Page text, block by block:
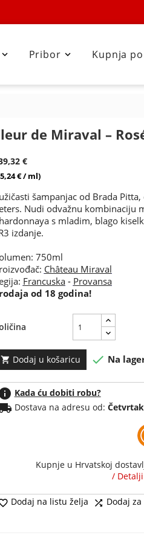
 
Pribor Kupnja
de Miraval –
€
€ / ml)
šampanjac od Brada
Nudi odvažnu kombinaciju
s mladim, blago
izdanje.
750ml
Château Miraval
Francuska- Provansa
od 18 godina!
 Dodaj u košaricu  Na
Kada ću dobiti robu?
Dostava na adresu od:
Kupnje u Hrvatskoj
/
Dodaj na listu želja  Dodaj